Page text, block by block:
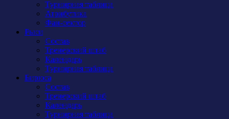
Турнирная таблица
Атрибутика
Фан-сектор
Рыси
Состав
Тренерский штаб
Календарь
Турнирная таблица
Бирюса
Состав
Тренерский штаб
Календарь
Турнирная таблица